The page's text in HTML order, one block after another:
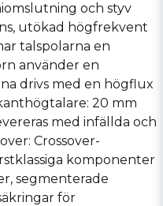
och styv
utökad högfrekvent
talspolarna en
använder en
drivs med en högflux
20 mm
med infällda och
Crossover-
komponenter
segmenterade
för